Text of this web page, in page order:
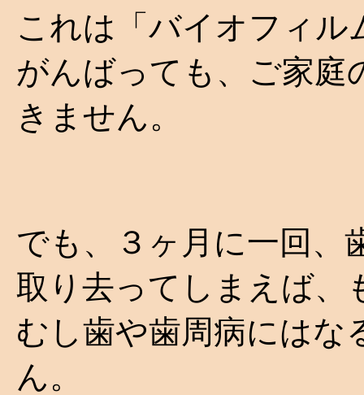
これは「バイオフィ
がんばっても、ご家庭
きません。
でも、３ヶ月に一回、
取り去ってしまえば、
むし歯や歯周病にはな
ん。